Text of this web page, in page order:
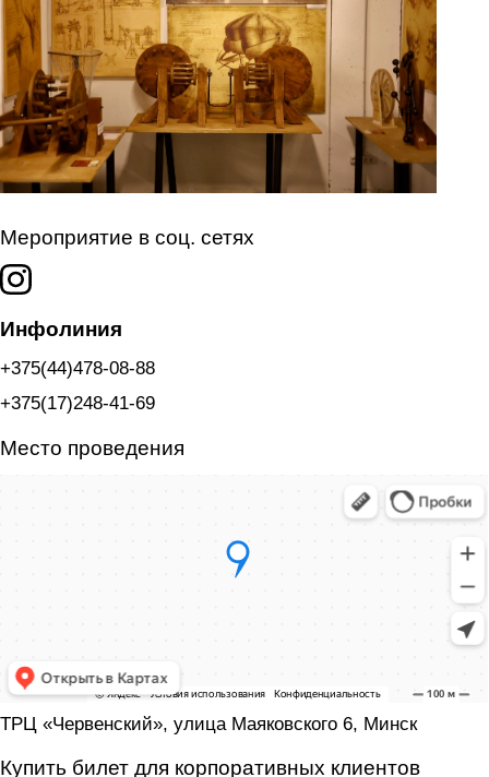
Мероприятие в соц. сетях
Инфолиния
+375(44)478-08-88
+375(17)248-41-69
Место проведения
ТРЦ «Червенский», улица Маяковского 6, Минск
Купить билет для корпоративных клиентов